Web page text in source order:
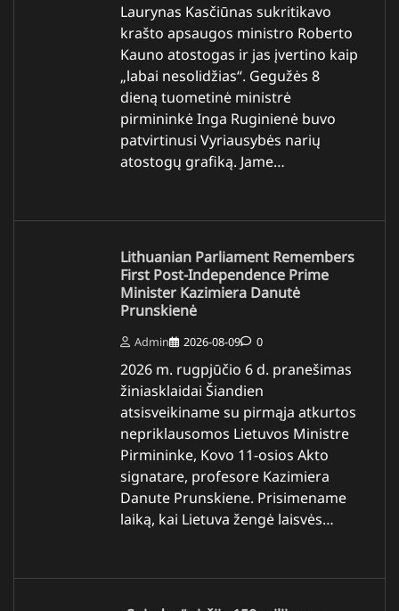
Laurynas Kasčiūnas sukritikavo
krašto apsaugos ministro Roberto
Kauno atostogas ir jas įvertino kaip
„labai nesolidžias“. Gegužės 8
dieną tuometinė ministrė
pirmininkė Inga Ruginienė buvo
patvirtinusi Vyriausybės narių
atostogų grafiką. Jame…
Lithuanian Parliament Remembers
First Post-Independence Prime
Minister Kazimiera Danutė
Prunskienė
Admin 2026-08-09 0
2026 m. rugpjūčio 6 d. pranešimas
žiniasklaidai Šiandien
atsisveikiname su pirmąja atkurtos
nepriklausomos Lietuvos Ministre
Pirmininke, Kovo 11-osios Akto
signatare, profesore Kazimiera
Danute Prunskiene. Prisimename
laiką, kai Lietuva žengė laisvės…